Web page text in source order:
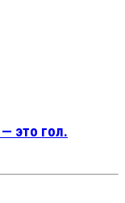
это гол.